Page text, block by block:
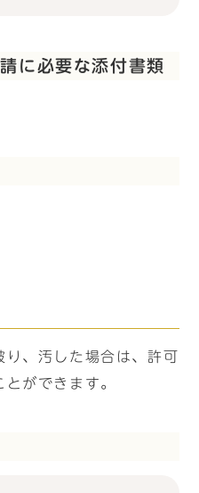
に必要な添付書類
、汚した場合は、許可
ができます。